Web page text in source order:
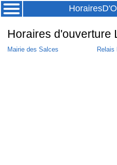
Horaires d'ouverture
Mairie des Salces Relais